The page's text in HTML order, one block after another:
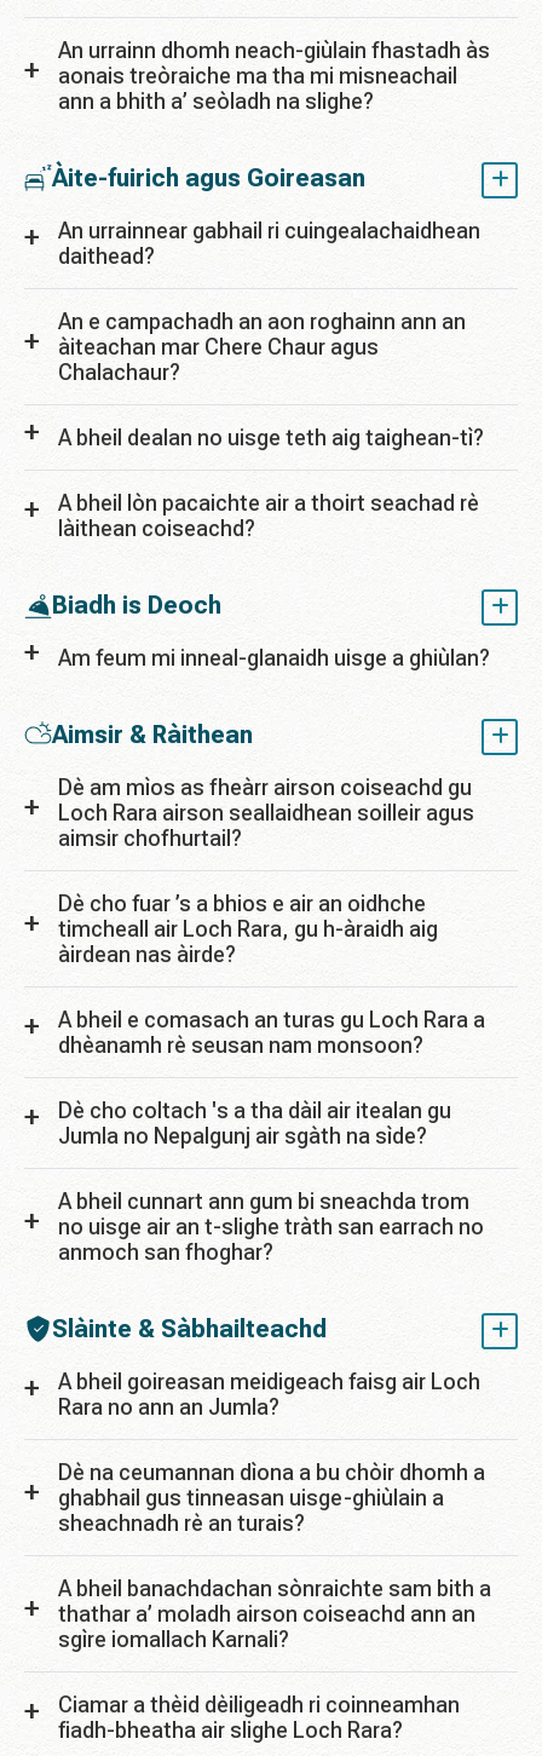
An urrainn dhomh neach-giùlain fhastadh às
aonais treòraiche ma tha mi misneachail
ann a bhith a’ seòladh na slighe?
Àite-fuirich agus Goireasan
An urrainnear gabhail ri cuingealachaidhean
daithead?
An e campachadh an aon roghainn ann an
àiteachan mar Chere Chaur agus
Chalachaur?
A bheil dealan no uisge teth aig taighean-tì?
A bheil lòn pacaichte air a thoirt seachad rè
làithean coiseachd?
Biadh is Deoch
Am feum mi inneal-glanaidh uisge a ghiùlan?
Aimsir & Ràithean
Dè am mìos as fheàrr airson coiseachd gu
Loch Rara airson seallaidhean soilleir agus
aimsir chofhurtail?
Dè cho fuar ’s a bhios e air an oidhche
timcheall air Loch Rara, gu h-àraidh aig
àirdean nas àirde?
A bheil e comasach an turas gu Loch Rara a
dhèanamh rè seusan nam monsoon?
Dè cho coltach 's a tha dàil air itealan gu
Jumla no Nepalgunj air sgàth na sìde?
A bheil cunnart ann gum bi sneachda trom
no uisge air an t-slighe tràth san earrach no
anmoch san fhoghar?
Slàinte & Sàbhailteachd
A bheil goireasan meidigeach faisg air Loch
Rara no ann an Jumla?
Dè na ceumannan dìona a bu chòir dhomh a
ghabhail gus tinneasan uisge-ghiùlain a
sheachnadh rè an turais?
A bheil banachdachan sònraichte sam bith a
thathar a’ moladh airson coiseachd ann an
sgìre iomallach Karnali?
Ciamar a thèid dèiligeadh ri coinneamhan
fiadh-bheatha air slighe Loch Rara?